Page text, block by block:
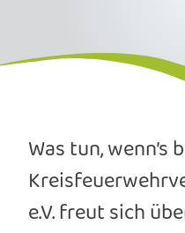
Was tun, wenn’s
e.V. freut sich